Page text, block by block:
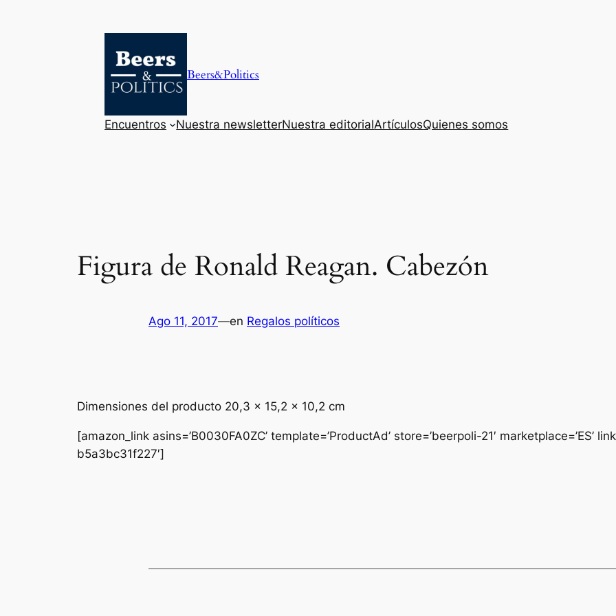
Beers&Politics
Encuentros Nuestra newsletterNuestra editorialArtículosQuienes somos
Figura de Ronald Reagan. Cabezón
Ago 11, 2017—en Regalos políticos
Dimensiones del producto 20,3 x 15,2 x 10,2 cm
[amazon_link asins=’B0030FA0ZC’ template=’ProductAd’ store=’beerpoli-21′ marketplace=’ES’
b5a3bc31f227′]